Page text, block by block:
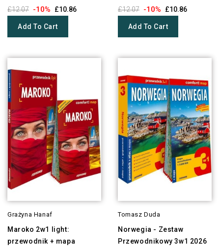
£12.07 -10% £10.86
Add To Cart
£12.07 -10% £10.86
Add To Cart
Grażyna Hanaf
Maroko 2w1 light:
przewodnik + mapa
Tomasz Duda
Norwegia - Zestaw
Przewodnikowy 3w1 2026